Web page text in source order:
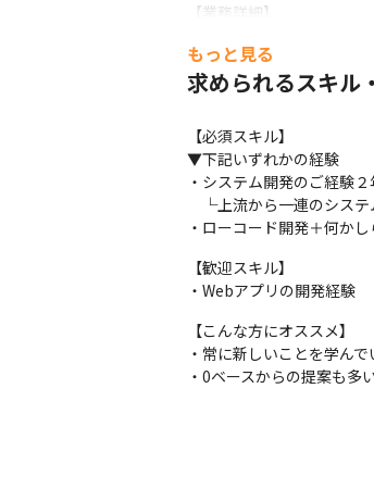
【業務詳細】
・ユーザーヒアリングを
・既存システム(会社独自
▼設計・開発
・標準機能を使用し、デ
・標準機能で実装できな
・フルスクラッチで開発
・ERPでの在庫管理システ
▼導入・運用
・環境(クラウド・オンプ
【組織の体制・雰囲気】
様々なバックボーンを持っ
システム開発経験者もい
もっと見る
求められるスキル
【必須スキル】
▼下記いずれかの経験
・システム開発のご経験
└上流から一連のシステ
・ローコード開発＋何か
【歓迎スキル】
・Webアプリの開発経験
【こんな方にオススメ】
・常に新しいことを学ん
・0ベースからの提案も多